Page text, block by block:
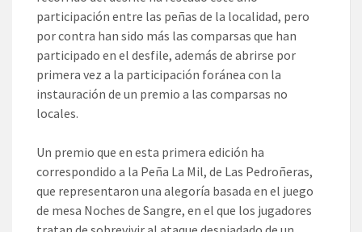
participación entre las peñas de la localidad, pero
por contra han sido más las comparsas que han
participado en el desfile, además de abrirse por
primera vez a la participación foránea con la
instauración de un premio a las comparsas no
locales.
Un premio que en esta primera edición ha
correspondido a la Peña La Mil, de Las Pedroñeras,
que representaron una alegoría basada en el juego
de mesa Noches de Sangre, en el que los jugadores